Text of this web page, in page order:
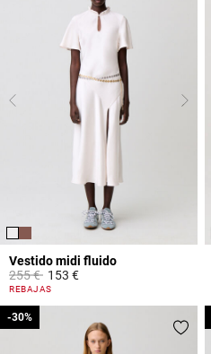
Vestido midi fluido
Price reduced from
255 €to153 €
3,3 out of 5 Customer Rating
REBAJAS
-30%
-30%